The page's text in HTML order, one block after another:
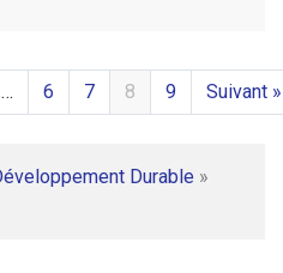
… 6 7 8 9 Suivant »
Durable »